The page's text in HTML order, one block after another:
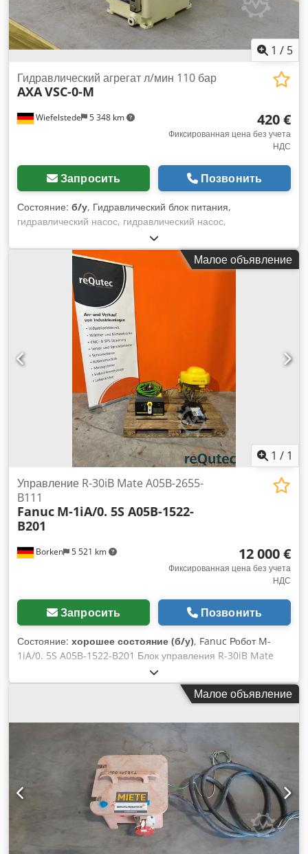
1 / 5
Wiefelstede 5 348 km
Гидравлический агрегат л/мин 110 бар
AXAVSC-0-M
420 €
Фиксированная цена без учета
НДС
Запросить Позвонить
Состояние: б/у, Гидравлический блок питания,
гидравлический насос, гидравлический насос,
гидравлический насос -Мотор: 0.25 кВт 1410 об/мин -Макс.
Давление: 110 бар -Макс. Мощность литра: л/мин
-гидравлический бак -Клапан сброса давления: 1 -Баллон:
1 -Размеры: 350/250/H435 мм -Вес: 32 кг Dsdedpyzropfx
Малое объявление
1 / 1
Borken 5 521 km
Управление R-30iB Mate A05B-2655-
B111
Fanuc M-1iA/0. 5S A05B-1522-
B201
12 000 €
Фиксированная цена без учета
НДС
Запросить Позвонить
Состояние: хорошее состояние (б/у), Fanuc Робот M-
1iA/0. 5S A05B-1522-B201 Блок управления R-30iB Mate
A05B-2655-B111 Dwjdpfxonab Tre Anlea Панель Робот
Малое объявление